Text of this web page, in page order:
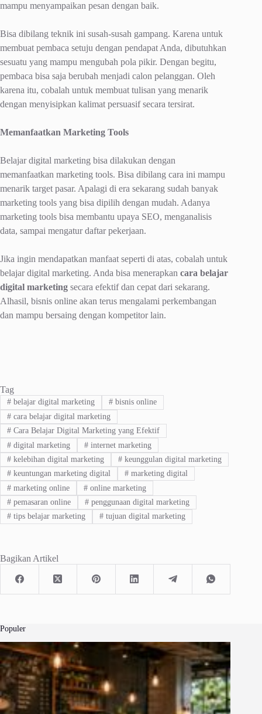
mampu menyampaikan pesan dengan baik.
Bisa dibilang teknik ini susah-susah gampang. Karena untuk
membuat pembaca setuju dengan pendapat Anda, dibutuhkan
sesuatu yang mampu mengubah pola pikir. Dengan begitu,
pembaca bisa saja berubah menjadi calon pelanggan. Oleh
karena itu, cobalah untuk membuat tulisan yang menarik
dengan menyisipkan kalimat persuasif secara tersirat.
Memanfaatkan Marketing Tools
Belajar digital marketing bisa dilakukan dengan
memanfaatkan marketing tools. Bisa dibilang cara ini mampu
menarik target pasar. Apalagi di era sekarang sudah banyak
marketing tools yang bisa dipilih dengan mudah. Adanya
marketing tools bisa membantu upaya SEO, menganalisis
data, sampai mengatur daftar pekerjaan.
Jika ingin mendapatkan manfaat seperti di atas, cobalah untuk
belajar digital marketing. Anda bisa menerapkan cara belajar
digital marketing secara efektif dan cepat dari sekarang.
Alhasil, bisnis online akan terus mengalami perkembangan
dan mampu bersaing dengan kompetitor lain.
Tag
#belajar digital marketing #bisnis online
#cara belajar digital marketing
#Cara Belajar Digital Marketing yang Efektif
#digital marketing #internet marketing
#kelebihan digital marketing #keunggulan digital marketing
#keuntungan marketing digital #marketing digital
#marketing online #online marketing
#pemasaran online #penggunaan digital marketing
#tips belajar marketing #tujuan digital marketing
Bagikan Artikel
Populer